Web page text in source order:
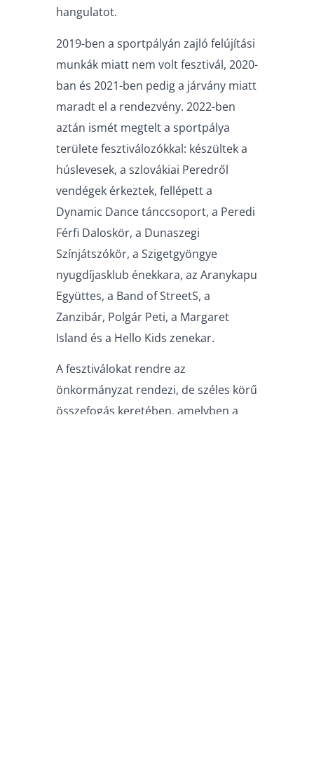
hangulatot.
2019-ben a sportpályán zajló felújítási
munkák miatt nem volt fesztivál, 2020-
ban és 2021-ben pedig a járvány miatt
maradt el a rendezvény. 2022-ben
aztán ismét megtelt a sportpálya
területe fesztiválozókkal: készültek a
húslevesek, a szlovákiai Peredről
vendégek érkeztek, fellépett a
Dynamic Dance tánccsoport, a Peredi
Férfi Daloskör, a Dunaszegi
Színjátszókör, a Szigetgyöngye
nyugdíjasklub énekkara, az Aranykapu
Együttes, a Band of StreetS, a
Zanzibár, Polgár Peti, a Margaret
Island és a Hello Kids zenekar.
A fesztiválokat rendre az
önkormányzat rendezi, de széles körű
összefogás keretében, amelyben a